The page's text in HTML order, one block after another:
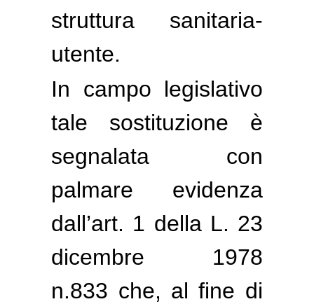
struttura sanitaria-
utente.
In campo legislativo
tale sostituzione è
segnalata con
palmare evidenza
dall’art. 1 della L. 23
dicembre 1978
n.833 che, al fine di